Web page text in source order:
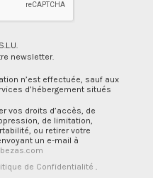
newsletter.
n’est effectuée, sauf aux
d’hébergement situés
vos droits d’accès, de
de limitation,
ou retirer votre
un e-mail à
de Confidentialité .